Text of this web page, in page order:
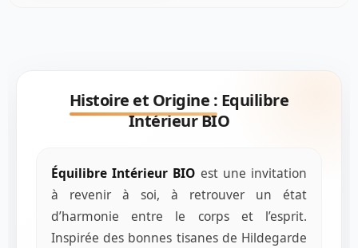
Histoire et Origine : Equilibre
Intérieur BIO
Équilibre Intérieur BIO est une invitation
à revenir à soi, à retrouver un état
d’harmonie entre le corps et l’esprit.
Inspirée des bonnes tisanes de Hildegarde